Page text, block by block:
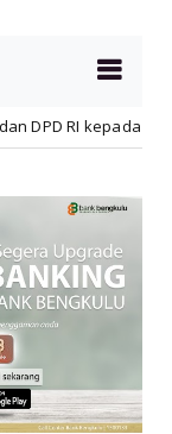
Boediono, Sultan: